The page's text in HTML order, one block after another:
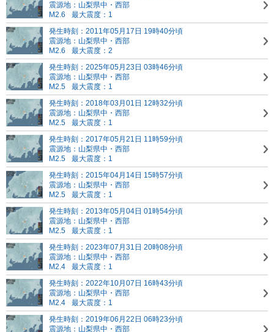
震源地：山梨県中・西部
M2.6
最大震度：1
発生時刻：2011年05月17日 19時40分頃
震源地：山梨県中・西部
M2.6
最大震度：2
発生時刻：2025年05月23日 03時46分頃
震源地：山梨県中・西部
M2.5
最大震度：1
発生時刻：2018年03月01日 12時32分頃
震源地：山梨県中・西部
M2.5
最大震度：1
発生時刻：2017年05月21日 11時59分頃
震源地：山梨県中・西部
M2.5
最大震度：1
発生時刻：2015年04月14日 15時57分頃
震源地：山梨県中・西部
M2.5
最大震度：1
発生時刻：2013年05月04日 01時54分頃
震源地：山梨県中・西部
M2.5
最大震度：1
発生時刻：2023年07月31日 20時08分頃
震源地：山梨県中・西部
M2.4
最大震度：1
発生時刻：2022年10月07日 16時43分頃
震源地：山梨県中・西部
M2.4
最大震度：1
発生時刻：2019年06月22日 06時23分頃
震源地：山梨県中・西部